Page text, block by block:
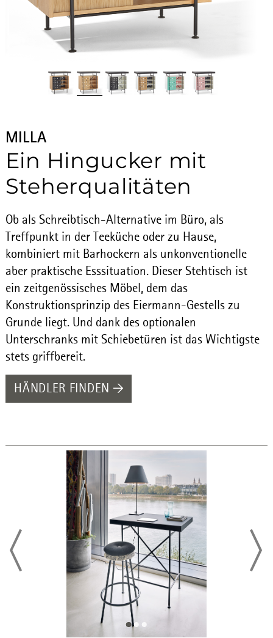
MILLA
Ein Hingucker mit
Steherqualitäten
Ob als Schreibtisch-Alternative im Büro, als
Treffpunkt in der Teeküche oder zu Hause,
kombiniert mit Barhockern als unkonventionelle
aber praktische Esssituation. Dieser Stehtisch ist
ein zeitgenössisches Möbel, dem das
Konstruktionsprinzip des Eiermann-Gestells zu
Grunde liegt. Und dank des optionalen
Unterschranks mit Schiebetüren ist das Wichtigste
stets griffbereit.
HÄNDLER FINDEN
PREVIOUS